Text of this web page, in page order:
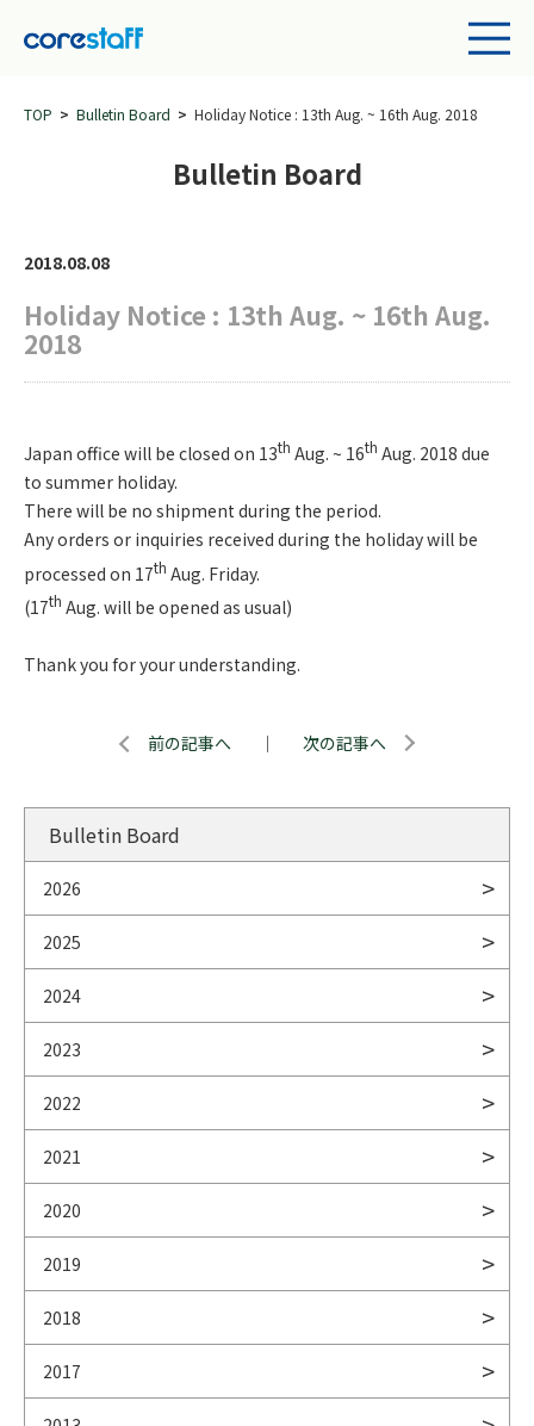
TOP Bulletin Board Holiday Notice : 13th Aug. ~ 16th Aug. 2018
Bulletin Board
2018.08.08
Holiday Notice : 13th Aug. ~ 16th Aug.
2018
Japan office will be closed on 13th Aug. ~ 16th Aug. 2018 due
to summer holiday.
There will be no shipment during the period.
Any orders or inquiries received during the holiday will be
processed on 17th Aug. Friday.
(17th Aug. will be opened as usual)
Thank you for your understanding.
前の記事へ ｜ 次の記事へ
Bulletin Board
2026
2025
2024
2023
2022
2021
2020
2019
2018
2017